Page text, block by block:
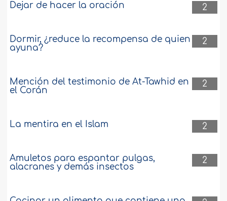
2
Dejar de hacer la oración
2
Dormir, ¿reduce la recompensa de quien
ayuna?
2
Mención del testimonio de At-Tawhid en
el Corán
2
La mentira en el Islam
2
Amuletos para espantar pulgas,
alacranes y demás insectos